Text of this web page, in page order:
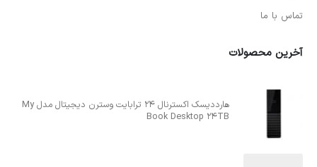
تماس با ما
آخرین محصولات
هارددیسک اکسترنال 24 ترابایت وسترن دیجیتال مدل My
Book Desktop 24TB